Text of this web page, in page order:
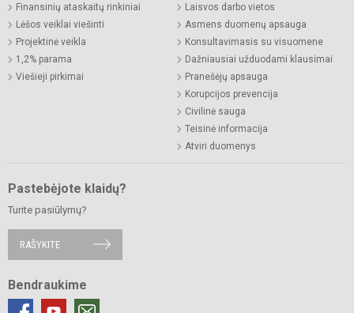
Finansinių ataskaitų rinkiniai
Lėšos veiklai viešinti
Projektinė veikla
1,2% parama
Viešieji pirkimai
Laisvos darbo vietos
Asmens duomenų apsauga
Konsultavimasis su visuomene
Dažniausiai užduodami klausimai
Pranešėjų apsauga
Korupcijos prevencija
Civilinė sauga
Teisinė informacija
Atviri duomenys
Pastebėjote klaidų?
Turite pasiūlymų?
RAŠYKITE
Bendraukime